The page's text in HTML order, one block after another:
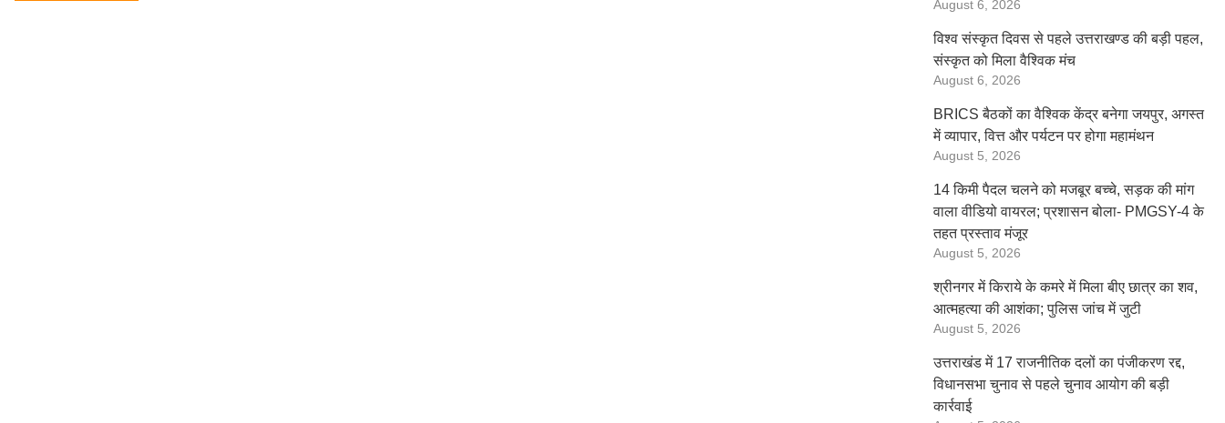
August 6, 2026
विश्व संस्कृत दिवस से पहले उत्तराखण्ड की बड़ी पहल,
संस्कृत को मिला वैश्विक मंच
August 6, 2026
BRICS बैठकों का वैश्विक केंद्र बनेगा जयपुर, अगस्त
में व्यापार, वित्त और पर्यटन पर होगा महामंथन
August 5, 2026
14 किमी पैदल चलने को मजबूर बच्चे, सड़क की मांग
वाला वीडियो वायरल; प्रशासन बोला- PMGSY-4 के
तहत प्रस्ताव मंजूर
August 5, 2026
श्रीनगर में किराये के कमरे में मिला बीए छात्र का शव,
आत्महत्या की आशंका; पुलिस जांच में जुटी
August 5, 2026
उत्तराखंड में 17 राजनीतिक दलों का पंजीकरण रद्द,
विधानसभा चुनाव से पहले चुनाव आयोग की बड़ी
कार्रवाई